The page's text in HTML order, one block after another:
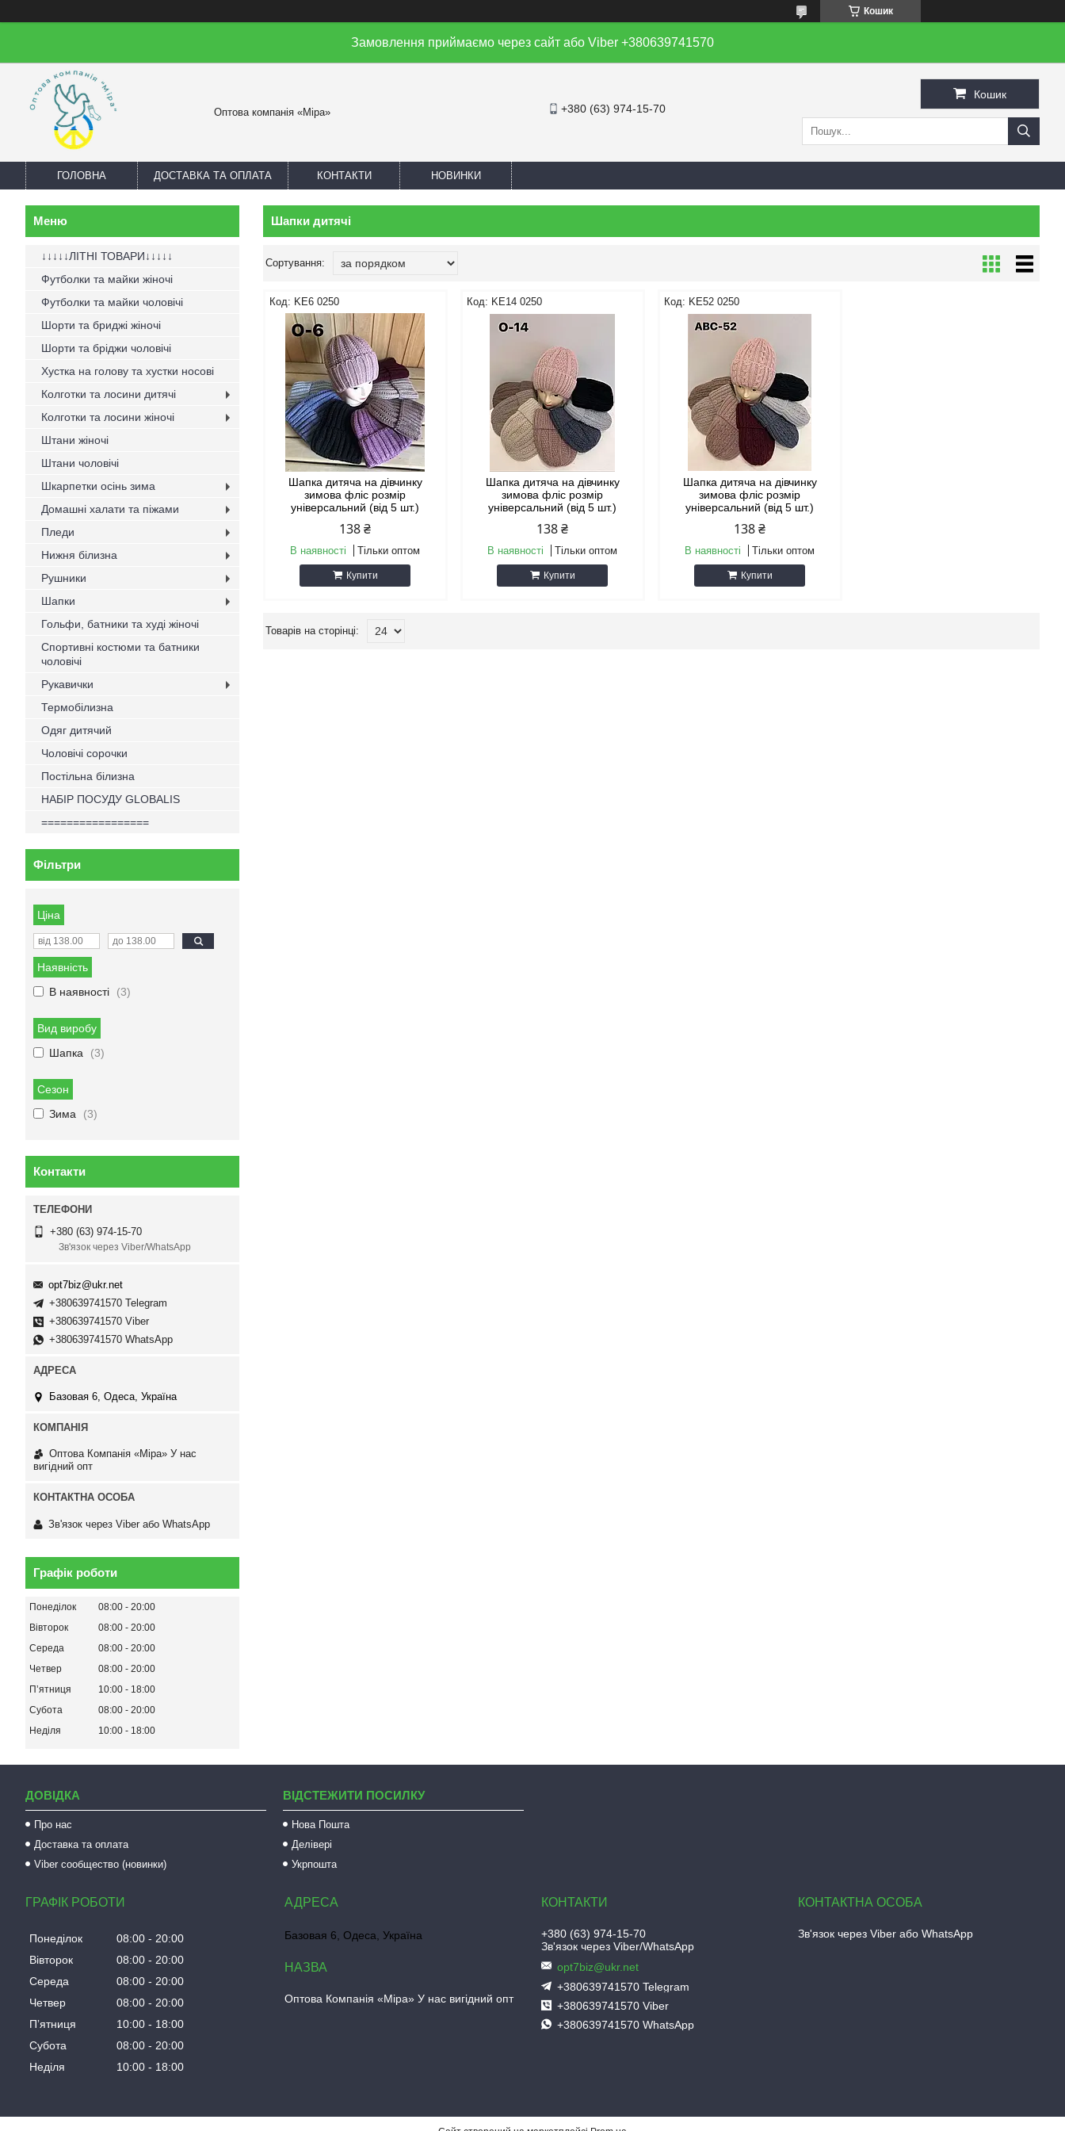
Кошик
Замовлення приймаємо через сайт або Viber +380639741570
Оптова компанія «Міра» +380 (63) 974-15-70
Кошик
ГОЛОВНА ДОСТАВКА ТА ОПЛАТА КОНТАКТИ НОВИНКИ
Шапки дитячі
KE6 0250
Шапка дитяча на дівчинку
зимова фліс розмір
універсальний (від 5 шт.)
138 ₴
В наявності Тільки оптом
Купити
KE14 0250
Шапка дитяча на дівчинку
зимова фліс розмір
універсальний (від 5 шт.)
138 ₴
В наявності Тільки оптом
Купити
KE52 0250
Шапка дитяча на дівчинку
зимова фліс розмір
універсальний (від 5 шт.)
138 ₴
В наявності Тільки оптом
Купити
↓↓↓↓↓ЛІТНІ ТОВАРИ↓↓↓↓↓
Футболки та майки жіночі
Футболки та майки чоловічі
Шорти та бриджі жіночі
Шорти та бріджи чоловічі
Хустка на голову та хустки носові
Колготки та лосини дитячі
Колготки та лосини жіночі
Штани жіночі
Штани чоловічі
Шкарпетки осінь зима
Домашні халати та піжами
Пледи
Нижня білизна
Рушники
Шапки
Гольфи, батники та худі жіночі
Спортивні костюми та батники
чоловічі
Рукавички
Термобілизна
Одяг дитячий
Чоловічі сорочки
Постільна білизна
НАБІР ПОСУДУ GLOBALIS
=================
Фільтри
Ціна
Наявність
В наявності
3
Вид виробу
Шапка
3
Сезон
Зима
3
Контакти
+380 (63) 974-15-70
Зв'язок через Viber/WhatsApp
opt7biz@ukr.net
+380639741570 Telegram
+380639741570 Viber
+380639741570 WhatsApp
Базовая 6, Одеса, Україна
Оптова Компанія «Міра» У нас
вигідний опт
Зв'язок через Viber або WhatsApp
Графік роботи
Понеділок 08:00
20:00
Вівторок
08:00
20:00
Середа
08:00
20:00
Четвер
08:00
20:00
Пʼятниця
10:00
18:00
Субота
08:00
20:00
Неділя
10:00 18:00
ДОВІДКА
Про нас
Доставка та оплата
Viber сообщество (новинки)
ВІДСТЕЖИТИ ПОСИЛКУ
Нова Пошта
Делівері
Укрпошта
ГРАФІК РОБОТИ
Понеділок 08:00
20:00
Вівторок
08:00
20:00
Середа
08:00
20:00
Четвер
08:00
20:00
Пʼятниця
10:00
18:00
Субота
08:00
20:00
Неділя
10:00 18:00
Базовая 6, Одеса, Україна
Оптова Компанія «Міра» У нас вигідний опт
+380 (63) 974-15-70
Зв'язок через Viber/WhatsApp
opt7biz@ukr.net
+380639741570 Telegram
+380639741570 Viber
+380639741570 WhatsApp
Зв'язок через Viber або WhatsApp